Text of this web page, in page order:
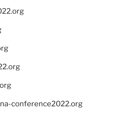
conference2022.org